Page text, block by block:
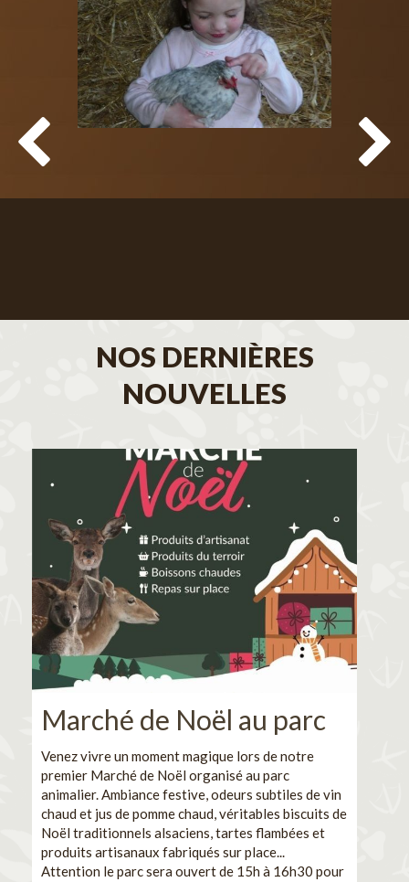
NOS DERNIÈRES
NOUVELLES
Marché de Noël au parc
Venez vivre un moment magique lors de notre
premier Marché de Noël organisé au parc
animalier. Ambiance festive, odeurs subtiles de vin
chaud et jus de pomme chaud, véritables biscuits de
Noël traditionnels alsaciens, tartes flambées et
produits artisanaux fabriqués sur place...
Attention le parc sera ouvert de 15h à 16h30 pour